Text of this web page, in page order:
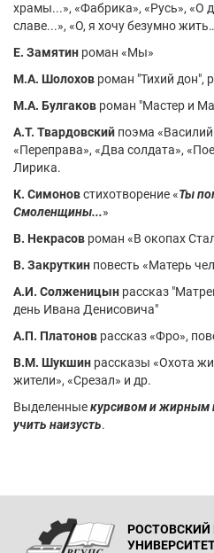
храмы...», «Фабрика», «Русь», «О
славе...», «О, я хочу безумно
Е. Замятин роман «Мы»
М.А. Шолохов роман "Тихий дон",
М.А. Булгаков роман "Мастер и
А.Т. Твардовский поэма
«Переправа», «Два солдата»,
Лирика.
К. Симоновстихотворение «Ты
Смоленщины...»
В. Некрасов роман «В окопах
В. Закруткин повесть «Матерь
А.И. Солженицын рассказ
день Ивана Денисовича"
А.П. Платонов рассказ «Фро»,
В.М. Шукшин рассказы «Охота
жители», «Срезал» и др.
Выделенныекурсивом и жирным
учить наизусть.
РОСТОВСКИЙ